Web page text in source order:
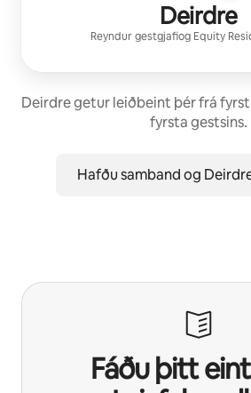
Deirdre
Reyndur gestgjafiog Equity
Deirdre getur leiðbeint þér frá
fyrsta gestsins.
Hafðu samband og
Fáðu þitt